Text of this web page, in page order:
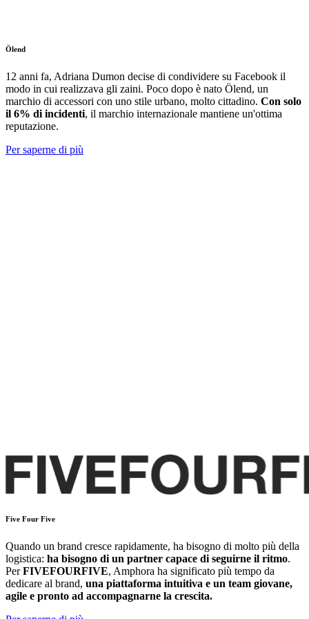
Ölend
12 anni fa, Adriana Dumon decise di condividere su Facebook il
modo in cui realizzava gli zaini. Poco dopo è nato Ölend, un
marchio di accessori con uno stile urbano, molto cittadino. Con solo
il 6% di incidenti, il marchio internazionale mantiene un'ottima
reputazione.
Per saperne di più
Five Four Five
Quando un brand cresce rapidamente, ha bisogno di molto più della
logistica: ha bisogno di un partner capace di seguirne il ritmo.
PerFIVEFOURFIVE, Amphora ha significato più tempo da
dedicare al brand, una piattaforma intuitiva e un team giovane,
agile e pronto ad accompagnarne la crescita.